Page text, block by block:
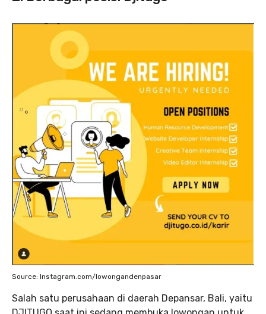
Source: Instagram.com/lowongandenpasar
Salah satu perusahaan di daerah Depansar, Bali, yaitu